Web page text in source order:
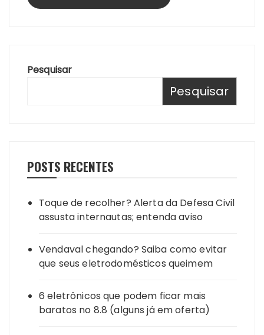
Pesquisar
Pesquisar
POSTS RECENTES
Toque de recolher? Alerta da Defesa Civil
assusta internautas; entenda aviso
Vendaval chegando? Saiba como evitar
que seus eletrodomésticos queimem
6 eletrônicos que podem ficar mais
baratos no 8.8 (alguns já em oferta)